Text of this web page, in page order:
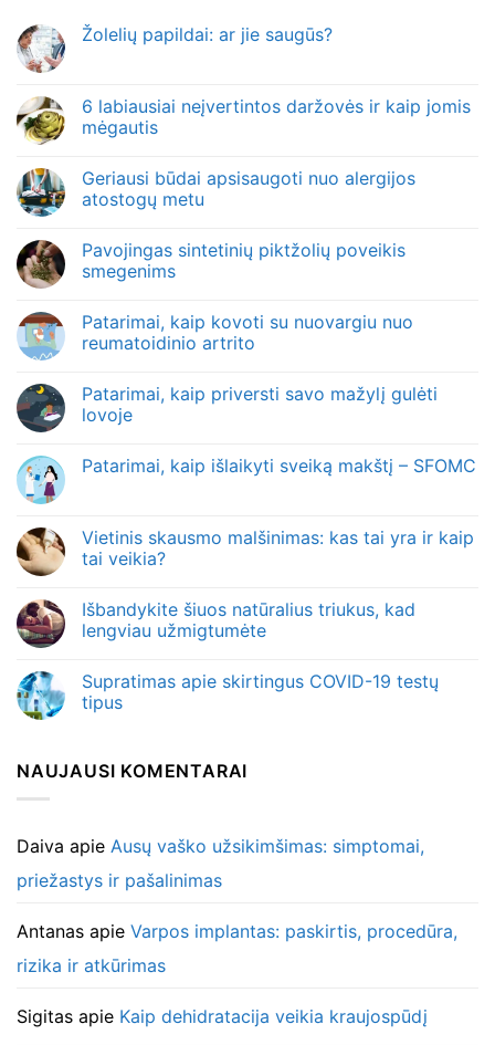
Žolelių papildai: ar jie saugūs?
6 labiausiai neįvertintos daržovės ir kaip jomis
mėgautis
Geriausi būdai apsisaugoti nuo alergijos
atostogų metu
Pavojingas sintetinių piktžolių poveikis
smegenims
Patarimai, kaip kovoti su nuovargiu nuo
reumatoidinio artrito
Patarimai, kaip priversti savo mažylį gulėti
lovoje
Patarimai, kaip išlaikyti sveiką makštį – SFOMC
Vietinis skausmo malšinimas: kas tai yra ir kaip
tai veikia?
Išbandykite šiuos natūralius triukus, kad
lengviau užmigtumėte
Supratimas apie skirtingus COVID-19 testų
tipus
NAUJAUSI KOMENTARAI
Daiva apie Ausų vaško užsikimšimas: simptomai,
priežastys ir pašalinimas
Antanas apie Varpos implantas: paskirtis, procedūra,
rizika ir atkūrimas
Sigitas apie Kaip dehidratacija veikia kraujospūdį